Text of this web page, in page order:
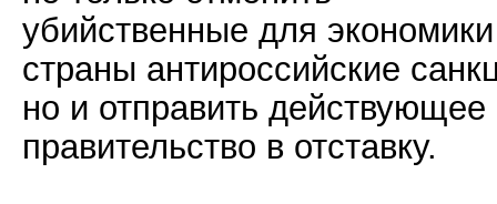
убийственные для экономики
страны антироссийские
но и отправить действующее
правительство в отставку.